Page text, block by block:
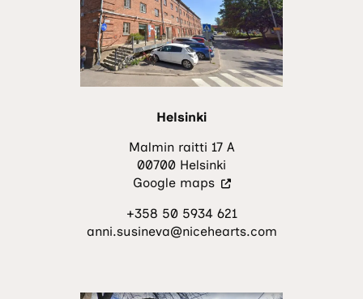
Helsinki
Malmin raitti 17 A
00700 Helsinki
Google maps(Vieraile
sivustolla.
Linkki
+358 50 5934 621
anni.susineva@nicehearts.com